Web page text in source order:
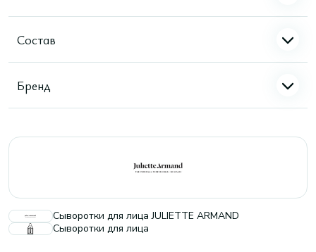
Состав
Бренд
Сыворотки для лица JULIETTE ARMAND
Сыворотки для лица